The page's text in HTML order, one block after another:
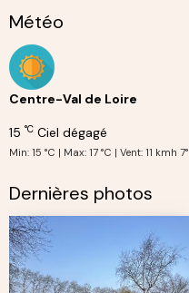
Météo
Centre-Val de Loire
15 °C Ciel dégagé
Min: 15 °C | Max: 17 °C | Vent: 11 kmh 7°
Dernières photos